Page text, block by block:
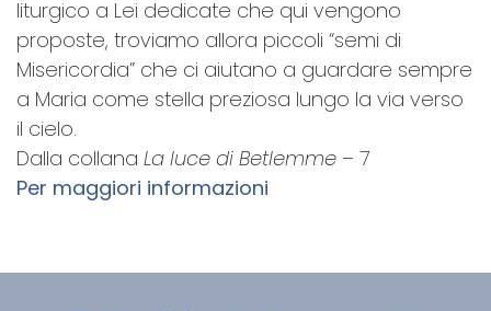
liturgico a Lei dedicate che qui vengono
proposte, troviamo allora piccoli “semi di
Misericordia” che ci aiutano a guardare sempre
a Maria come stella preziosa lungo la via verso
il cielo.
Dalla collana La luce di Betlemme – 7
Per maggiori informazioni